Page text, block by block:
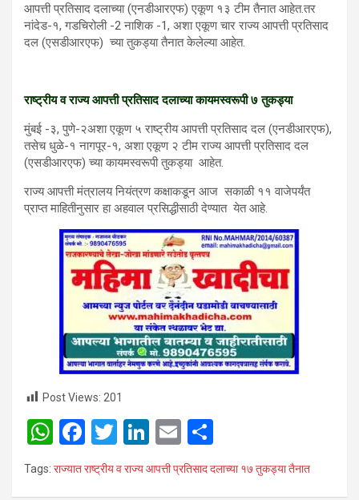
आपत्ती प्रतिसाद दलाच्या (एनडीआरएफ) एकूण १३ टीम तैनात आहेत.तर
नांदेड-१, गडचिरोली -2 नाशिक -1, अशा एकूण चार राज्य आपत्ती प्रतिसाद
दल (एसडीआरएफ) च्या तुकड्या तैनात केलेल्या आहेत.
राष्ट्रीय व राज्य आपत्ती प्रतिसाद दलाच्या कायमस्वरूपी ७ तुकड्या
मुंबई -३, पुणे-२अशा एकूण ५ राष्ट्रीय आपत्ती प्रतिसाद दल (एनडीआरएफ),
तसेच धुळे-१ नागपूर-१, अशा एकूण २ टीम राज्य आपत्ती प्रतिसाद दल
(एसडीआरएफ) च्या कायमस्वरूपी तुकड्या आहेत.
राज्य आपत्ती मंत्रालय नियंत्रण कक्षाकडून आज सकाळी ११ वाजेपर्यंत
प्राप्त माहितीनुसार हा अहवाल प्रसिद्धीसाठी देण्यात येत आहे.
Post Views: 201
W
h
at
F
a
ce
T
wi
tt
Li
n
ke
E
m
ail
h
ar
Tags: राज्यात राष्ट्रीय व राज्य आपत्ती प्रतिसाद दलाच्या १७ तुकड्या तैनात